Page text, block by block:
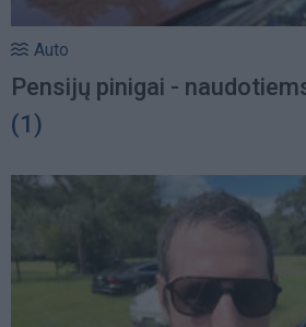
Auto
Pensijų pinigai -
(1)